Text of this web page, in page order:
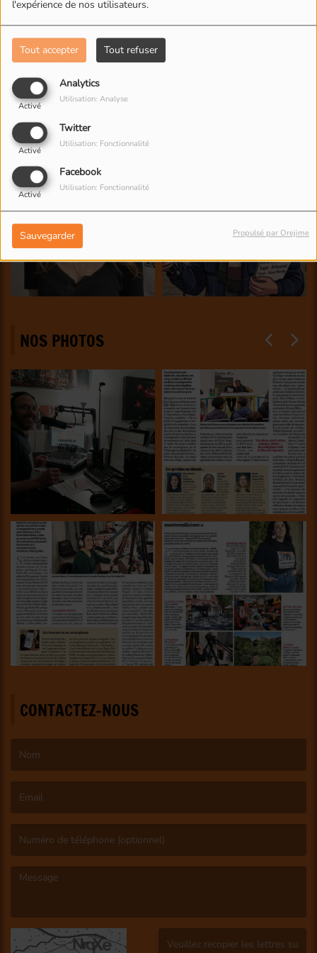
l'expérience de nos utilisateurs.
Tout accepter Tout refuser
Analytics
Activé
Utilisation: Analyse
Twitter
Activé
Utilisation: Fonctionnalité
Facebook
Activé
Utilisation: Fonctionnalité
Sauvegarder Propulsé par Orejime
NOS PHOTOS
CONTACTEZ-NOUS